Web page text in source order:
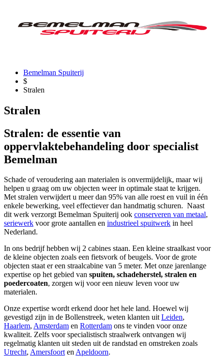
Professioneel stralen door specialist
Bemelman Spuiterij
$
Stralen
Stralen
Stralen: de essentie van
oppervlaktebehandeling door specialist
Bemelman
Schade of veroudering aan materialen is onvermijdelijk, maar wij
helpen u graag om uw objecten weer in optimale staat te krijgen.
Met stralen verwijdert u meer dan 95% van alle roest en vuil in één
enkele bewerking, veel effectiever dan handmatig schuren. Naast
dit werk verzorgt Bemelman Spuiterij ook conserveren van metaal,
seriewerk voor grote aantallen en industrieel spuitwerk in heel
Nederland.
In ons bedrijf hebben wij 2 cabines staan. Een kleine straalkast voor
de kleine objecten zoals een fietsvork of beugels. Voor de grote
objecten staat er een straalcabine van 5 meter. Met onze jarenlange
expertise op het gebied van spuiten, schadeherstel, stralen en
poedercoaten, zorgen wij voor een nieuw leven voor uw
materialen.
Onze expertise wordt erkend door het hele land. Hoewel wij
gevestigd zijn in de Bollenstreek, weten klanten uitLeiden,
Haarlem, Amsterdam en Rotterdam ons te vinden voor onze
kwaliteit. Zelfs voor specialistisch straalwerk ontvangen wij
regelmatig klanten uit steden uit de randstad en omstreken zoals
Utrecht, AmersfoortenApeldoorn.